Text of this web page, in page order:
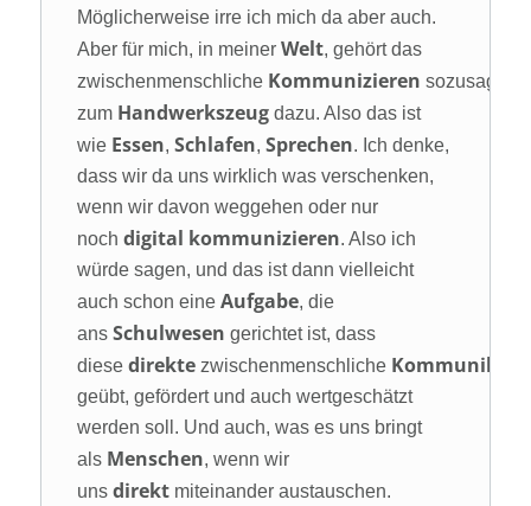
Möglicherweise irre ich mich da aber auch.
Aber für mich, in meiner Welt, gehört das
zwischenmenschliche Kommunizieren sozusagen
zum Handwerkszeugdazu. Also das ist
wie Essen, Schlafen, Sprechen. Ich denke,
dass wir da uns wirklich was verschenken,
wenn wir davon weggehen oder nur
noch digital kommunizieren. Also ich
würde sagen, und das ist dann vielleicht
auch schon eine Aufgabe, die
ans Schulwesen gerichtet ist, dass
diese direktezwischenmenschliche
geübt, gefördert und auch wertgeschätzt
werden soll. Und auch, was es uns bringt
als Menschen, wenn wir
uns direktmiteinander austauschen.